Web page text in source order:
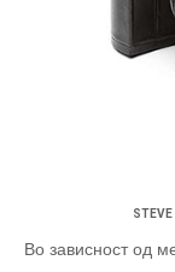
STEVE
Во зависност од